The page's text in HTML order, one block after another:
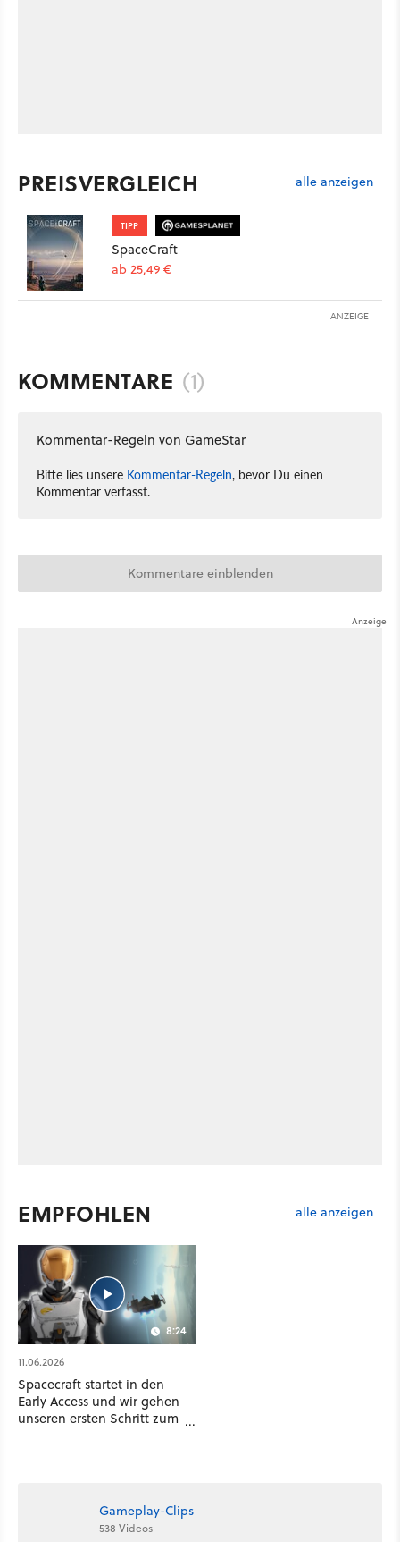
PREISVERGLEICH alle anzeigen
TIPP
SpaceCraft
ab 25,49 €
ANZEIGE
KOMMENTARE (1)
Kommentar-Regeln von GameStar
Bitte lies unsere Kommentar-Regeln, bevor Du einen
Kommentar verfasst.
Kommentare einblenden
EMPFOHLEN alle anzeigen
8:24
11.06.2026
Spacecraft startet in den
Early Access und wir gehen
unseren ersten Schritt zum
Gameplay-Clips
538 Videos